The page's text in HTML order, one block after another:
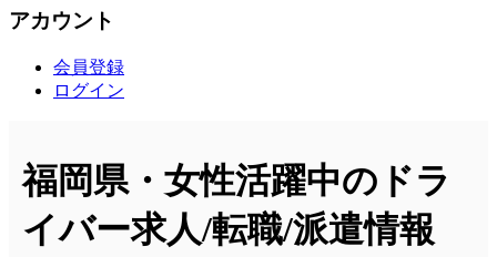
アカウント
会員登録
ログイン
福岡県・女性活躍中のドラ
イバー求人/転職/派遣情報